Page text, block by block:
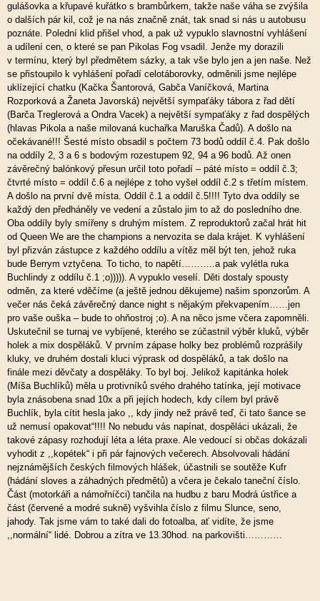
gulášovka a křupavé kuřátko s brambůrkem, takže naše váha se zvýšila
o dalších pár kil, což je na nás značně znát, tak snad si nás u autobusu
poznáte. Polední klid přišel vhod, a pak už vypuklo slavnostní vyhlášení
a udílení cen, o které se pan Pikolas Fog vsadil. Jenže my dorazili
v termínu, který byl předmětem sázky, a tak vše bylo jen a jen naše. Než
se přistoupilo k vyhlášení pořadí celotáborovky, odměnili jsme nejlépe
uklízející chatku (Kačka Šantorová, Gabča Vaníčková, Martina
Rozporková a Žaneta Javorská) největší sympaťáky tábora z řad dětí
(Barča Treglerová a Ondra Vacek) a největší sympaťáky z řad dospělých
(hlavas Pikola a naše milovaná kuchařka Maruška Čadů). A došlo na
očekávané!!! Šesté místo obsadil s počtem 73 bodů oddíl č.4. Pak došlo
na oddíly 2, 3 a 6 s bodovým rozestupem 92, 94 a 96 bodů. Až onen
závěrečný balónkový přesun určil toto pořadí – páté místo = oddíl č.3;
čtvrté místo = oddíl č.6 a nejlépe z toho vyšel oddíl č.2 s třetím místem.
A došlo na první dvě místa. Oddíl č.1 a oddíl č.5!!!! Tyto dva oddíly se
každý den předháněly ve vedení a zůstalo jim to až do posledního dne.
Oba oddíly byly smířeny s druhým místem. Z reproduktorů začal hrát hit
od Queen We are the champions a nervozita se dala krájet. K vyhlášení
byl přizván zástupce z každého oddílu a vítěz měl být ten, jehož ruka
bude Berrym vztyčena. To ticho, to napětí………..a pak vylétla ruka
Buchlindy z oddílu č.1 ;o))))). A vypuklo veselí. Děti dostaly spousty
odměn, za které vděčíme (a ještě jednou děkujeme) našim sponzorům. A
večer nás čeká závěrečný dance night s nějakým překvapením……jen
pro vaše ouška – bude to ohňostroj ;o). A na něco jsme včera zapomněli.
Uskutečnil se turnaj ve vybíjené, kterého se zúčastnil výběr kluků, výběr
holek a mix dospěláků. V prvním zápase holky bez problémů rozprášily
kluky, ve druhém dostali kluci výprask od dospěláků, a tak došlo na
finále mezi děvčaty a dospěláky. To byl boj. Jelikož kapitánka holek
(Míša Buchlíků) měla u protivníků svého drahého tatínka, její motivace
byla znásobena snad 10x a při jejích hodech, kdy cílem byl právě
Buchlík, byla cítit hesla jako ,, kdy jindy než právě teď, či tato šance se
už nemusí opakovat“!!!! No nebudu vás napínat, dospěláci ukázali, že
takové zápasy rozhodují léta a léta praxe. Ale vedoucí si občas dokázali
vyhodit z ,,kopétek“ i při pár fajnových večerech. Absolvovali hádání
nejznámějších českých filmových hlášek, účastnili se soutěže Kufr
(hádání sloves a záhadných předmětů) a včera je čekalo taneční číslo.
Část (motorkáři a námořníčci) tančila na hudbu z baru Modrá ústřice a
část (červené a modré sukně) vyšvihla číslo z filmu Slunce, seno,
jahody. Tak jsme vám to také dali do fotoalba, ať vidíte, že jsme
,,normální“ lidé. Dobrou a zítra ve 13.30hod. na parkovišti…………